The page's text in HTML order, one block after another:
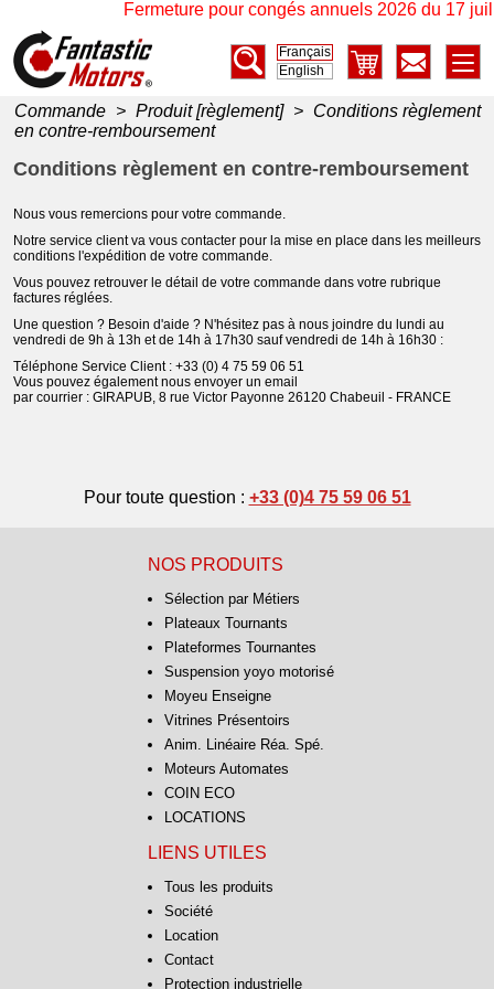
Fermeture pour congés annuels 2026 du 17
Français
English
Commande > Produit [règlement] > Conditions règlement
en contre-remboursement
Conditions règlement en contre-remboursement
Nous vous remercions pour votre commande.
Notre service client va vous contacter pour la mise en place dans les meilleurs
conditions l'expédition de votre commande.
Vous pouvez retrouver le détail de votre commande dans votre rubrique
factures réglées.
Une question ? Besoin d'aide ? N'hésitez pas à nous joindre du lundi au
vendredi de 9h à 13h et de 14h à 17h30 sauf vendredi de 14h à 16h30 :
Téléphone Service Client : +33 (0) 4 75 59 06 51
Vous pouvez également nous envoyer un email
par courrier : GIRAPUB, 8 rue Victor Payonne 26120 Chabeuil - FRANCE
Pour toute question : +33 (0)4 75 59 06 51
NOS PRODUITS
Sélection par Métiers
Plateaux Tournants
Plateformes Tournantes
Suspension yoyo motorisé
Moyeu Enseigne
Vitrines Présentoirs
Anim. Linéaire Réa. Spé.
Moteurs Automates
COIN ECO
LOCATIONS
LIENS UTILES
Tous les produits
Société
Location
Contact
Protection industrielle